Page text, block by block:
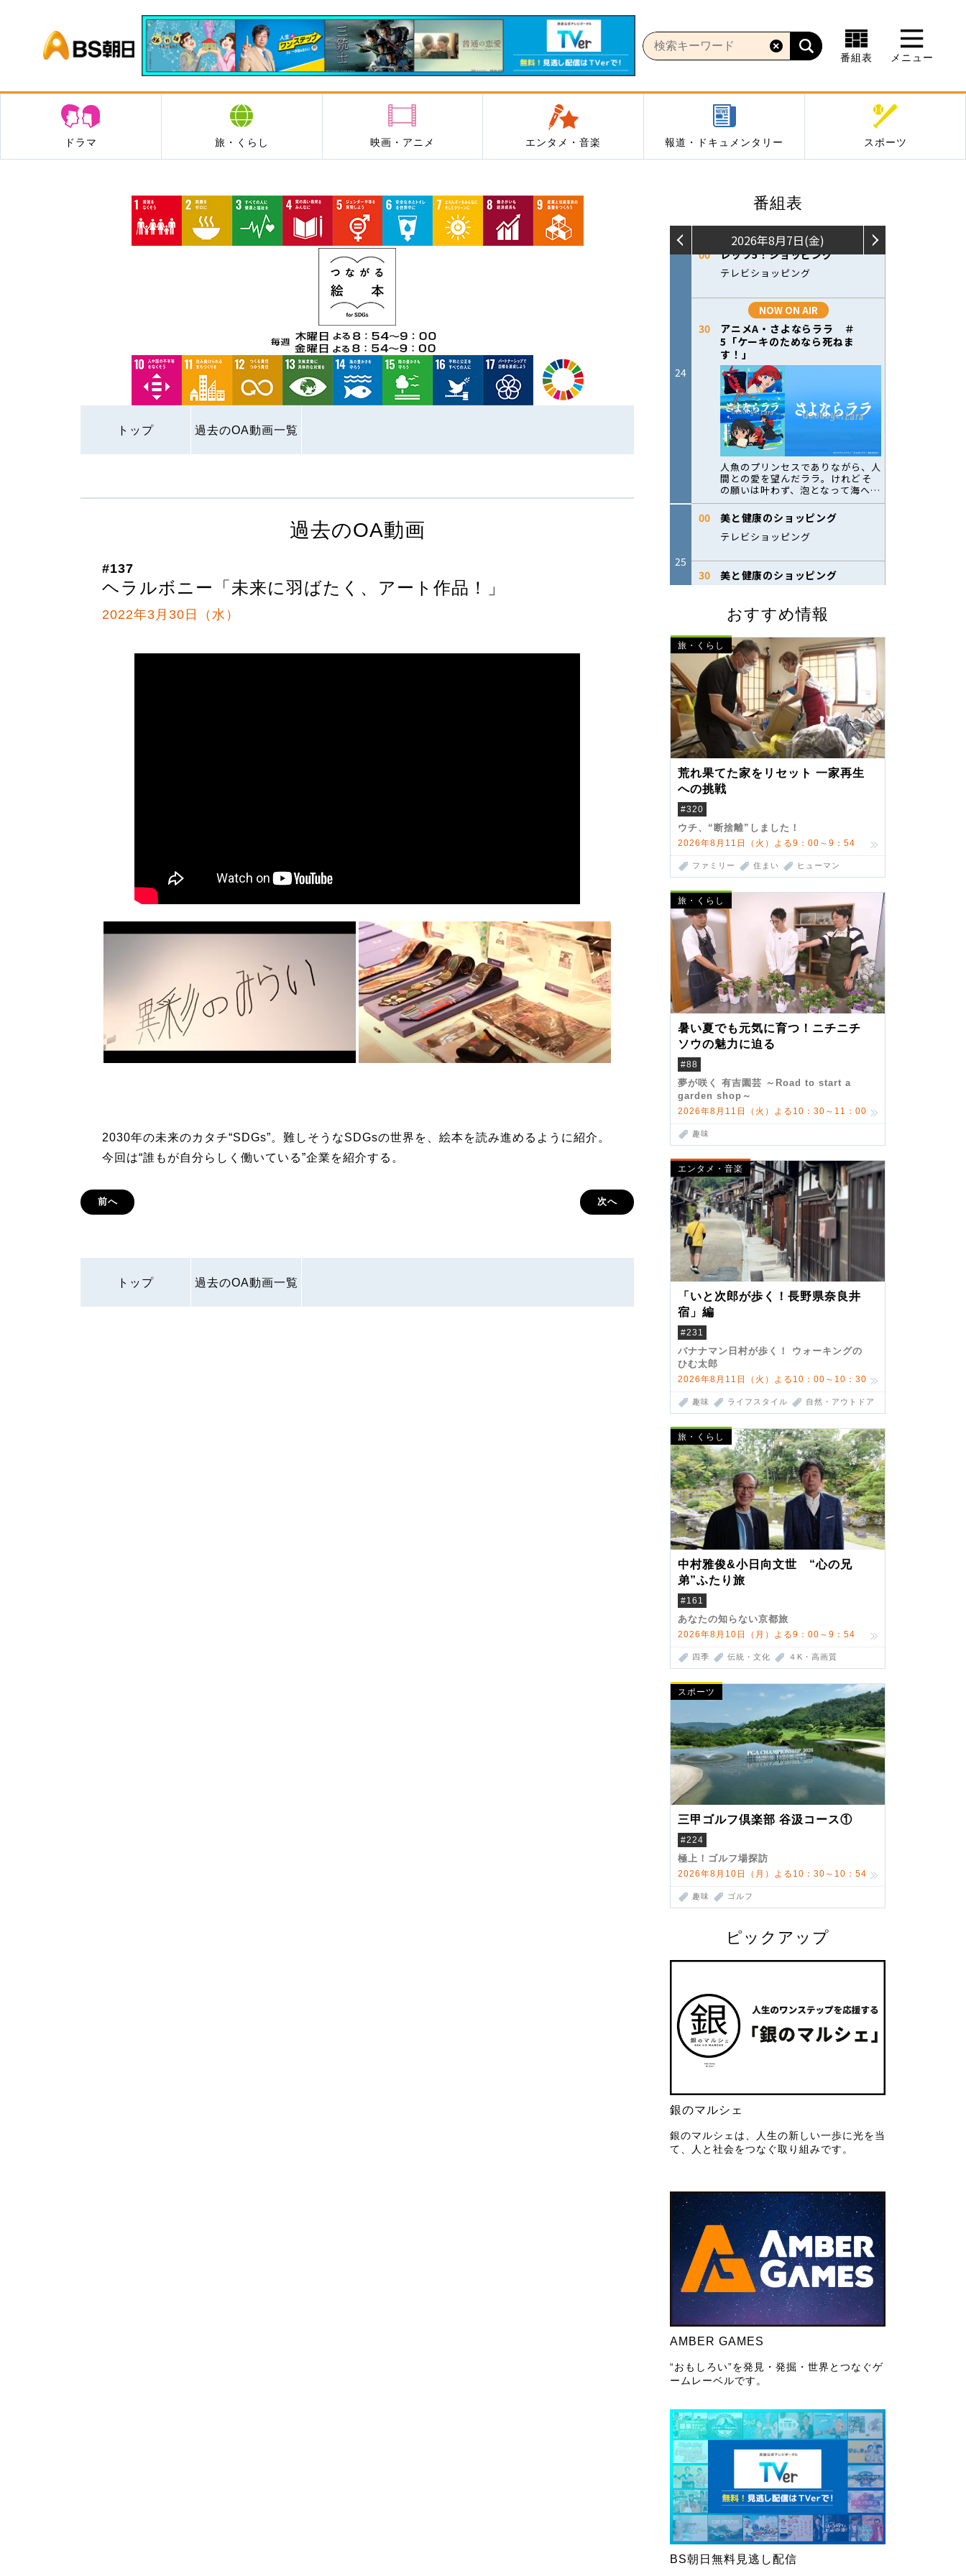
BS朝日
番組表 メニュー
ドラマ 旅・くらし 映画・アニメ エンタメ・音楽 報道・ドキュメンタリー スポーツ
トップ 過去のOA動画一覧
番組表
おすすめ情報
旅・くらし
荒れ果てた家をリセット 一家再生
への挑戦
#320
ウチ、“断捨離”しました！
2026年8月11日（火）よる9：00～9：54
ファミリー 住まい ヒューマン
旅・くらし
暑い夏でも元気に育つ！ニチニチ
ソウの魅力に迫る
#88
夢が咲く 有吉園芸 ～Road to start a
garden shop～
2026年8月11日（火）よる10：30～11：00
趣味
エンタメ・音楽
「いと次郎が歩く！長野県奈良井
宿」編
#231
バナナマン日村が歩く！ ウォーキングの
ひむ太郎
2026年8月11日（火）よる10：00～10：30
趣味 ライフスタイル 自然・アウトドア
旅・くらし
中村雅俊&小日向文世 “心の兄
弟”ふたり旅
#161
あなたの知らない京都旅
2026年8月10日（月）よる9：00～9：54
四季 伝統・文化 ４K・高画質
スポーツ
三甲ゴルフ倶楽部 谷汲コース①
#224
極上！ゴルフ場探訪
2026年8月10日（月）よる10：30～10：54
趣味 ゴルフ
ピックアップ
銀のマルシェ
銀のマルシェは、人生の新しい一歩に光を当
て、人と社会をつなぐ取り組みです。
AMBER GAMES
“おもしろい”を発見・発掘・世界とつなぐゲ
ームレーベルです。
BS朝日無料見逃し配信
過去のOA動画
#137
ヘラルボニー「未来に羽ばたく、アート作品！」
2022年3月30日（水）
2030年の未来のカタチ“SDGs”。難しそうなSDGsの世界を、絵本を読み進めるように紹介。
今回は“誰もが自分らしく働いている”企業を紹介する。
前へ 次へ
トップ 過去のOA動画一覧